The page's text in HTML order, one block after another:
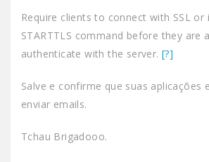
Require clients to connect with SSL or
STARTTLS command before they are
authenticate with the server. [?]
Salve e confirme que suas aplicações
enviar emails.
Tchau Brigadooo.